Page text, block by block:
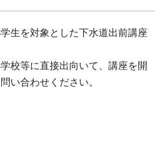
生を対象とした下水道出前講座
校等に直接出向いて、講座を開
い合わせください。